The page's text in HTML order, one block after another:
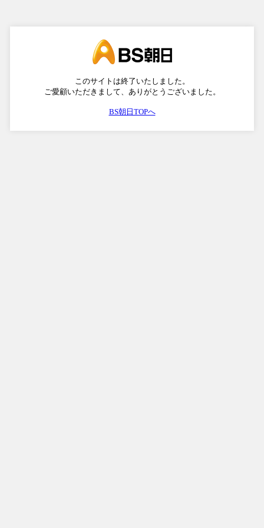
このサイトは終了いたしました。
ご愛顧いただきまして、ありがとうございました。
BS朝日TOPへ